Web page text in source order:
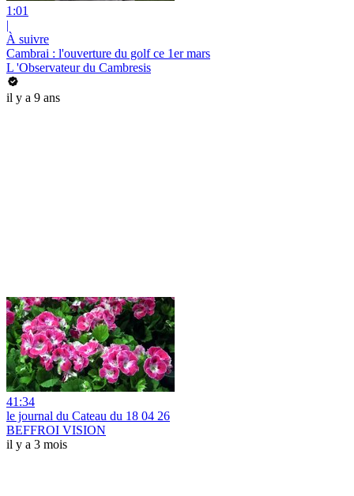
1:01
|
À suivre
Cambrai : l'ouverture du golf ce 1er mars
L 'Observateur du Cambresis
il y a 9 ans
41:34
le journal du Cateau du 18 04 26
BEFFROI VISION
il y a 3 mois